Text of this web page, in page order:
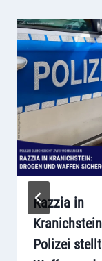
Razzia in
Polizei stellt